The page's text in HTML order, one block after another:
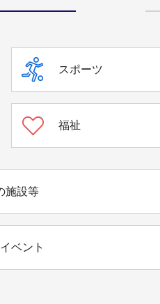
スポーツ
福祉
施設等
ベント